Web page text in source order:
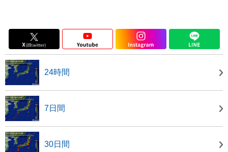
24時間
7日間
30日間